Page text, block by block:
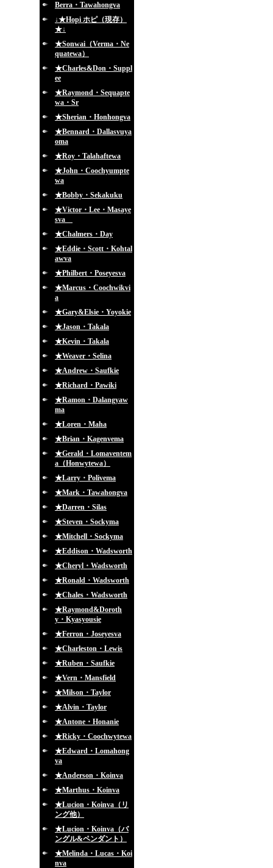
Berra・Tawahongva
↓★Hopi ホピ（現存）
★↓
★Sonwai（Verma・Ne
quatewa）
★Charles&Don・Suppl
ee
★Raymond・Sequapte
wa・Sr
★Sherian・Honhongva
★Bennard・Dallasvuya
oma
★Roy・Talahaftewa
★John・Coochyumpte
wa
★Bobby・Sekakuku
★Victor・Lee・Masaye
sva
★Chalmers・Day
★Eddie・Scott・Kohtal
awva
★Philbert・Poseyesva
★Marcus・Coochwikvi
a
★Gary&Elsie・Yoyokie
★Jason・Takala
★Kevin・Takala
★Weaver・Selina
★Andrew・Saufkie
★Richard・Pawiki
★Ramon・Dalangyaw
ma
★Loren・Maha
★Brian・Kagenvema
★Gerald・Lomaventem
a（Honwytewa）
★Larry・Polivema
★Mark・Tawahongva
★Darren・Silas
★Steven・Sockyma
★Mitchell・Sockyma
★Eddison・Wadsworth
★Cheryl・Wadsworth
★Ronald・Wadsworth
★Chales・Wadsworth
★Raymond&Doroth
y・Kyasyousie
★Ferron・Joseyesva
★Charleston・Lewis
★Ruben・Saufkie
★Vern・Mansfield
★Milson・Taylor
★Alvin・Taylor
★Antone・Honanie
★Ricky・Coochwytewa
★Edward・Lomahong
va
★Anderson・Koinva
★Marthus・Koinva
★Lucion・Koinva（リ
ング他）
★Lucion・Koinva（バ
ングル&ペンダント）
★Melinda・Lucas・Koi
nva